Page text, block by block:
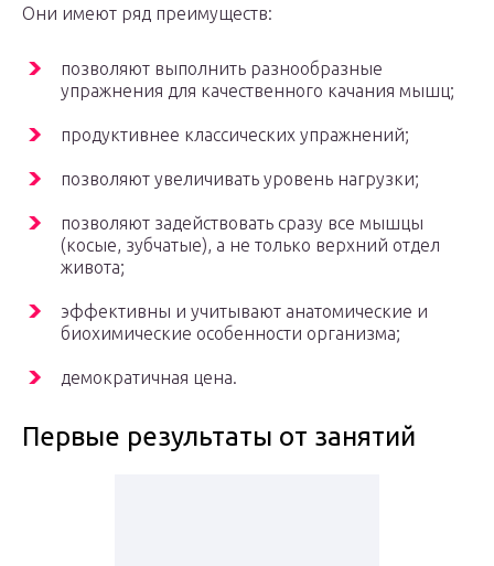
Они имеют ряд преимуществ:
позволяют выполнить разнообразные
упражнения для качественного качания мышц;
продуктивнее классических упражнений;
позволяют увеличивать уровень нагрузки;
позволяют задействовать сразу все мышцы
(косые, зубчатые), а не только верхний отдел
живота;
эффективны и учитывают анатомические и
биохимические особенности организма;
демократичная цена.
Первые результаты от занятий